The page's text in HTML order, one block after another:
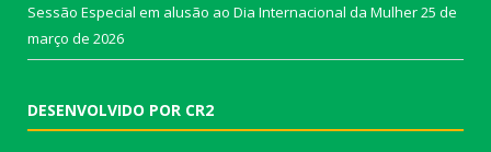
Sessão Especial em alusão ao Dia Internacional da Mulher25 de
março de 2026
DESENVOLVIDO POR CR2